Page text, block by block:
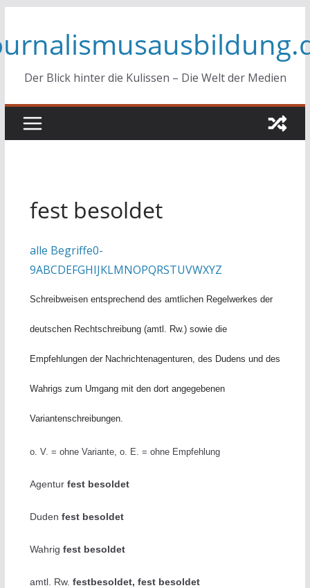
springen
Der Blick hinter die Kulissen – Die Welt der Medien
fest besoldet
alle Begriffe0-
9ABCDEFGHIJKLMNOPQRSTUVWXYZ
Schreibweisen entsprechend des amtlichen Regelwerkes der
deutschen Rechtschreibung (amtl. Rw.) sowie die
Empfehlungen der Nachrichtenagenturen, des Dudens und des
Wahrigs zum Umgang mit den dort angegebenen
Variantenschreibungen.
o. V. = ohne Variante, o. E. = ohne Empfehlung
Agentur fest besoldet
Duden fest besoldet
Wahrig fest besoldet
amtl. Rw. festbesoldet, fest besoldet